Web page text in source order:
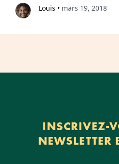
Louis • mars 19, 2018
INSCRIVEZ-
NEWSLETTER